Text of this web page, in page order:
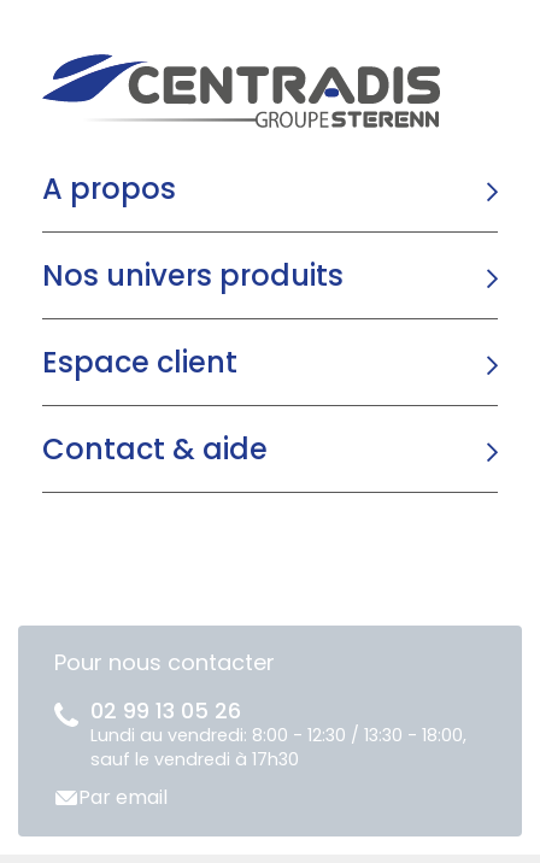
A propos
Nos univers produits
Espace client
Contact & aide
Pour nous contacter
02 99 13 05 26
Lundi au vendredi: 8:00 - 12:30 / 13:30 - 18:00,
sauf le vendredi à 17h30
Par email